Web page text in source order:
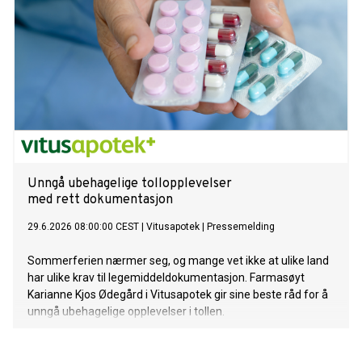
Unngå ubehagelige tollopplevelser
med rett dokumentasjon
29.6.2026 08:00:00 CEST Vitusapotek Pressemelding
Sommerferien nærmer seg, og mange vet ikke at ulike land
har ulike krav til legemiddeldokumentasjon. Farmasøyt
Karianne Kjos Ødegård i Vitusapotek gir sine beste råd for å
unngå ubehagelige opplevelser i tollen.